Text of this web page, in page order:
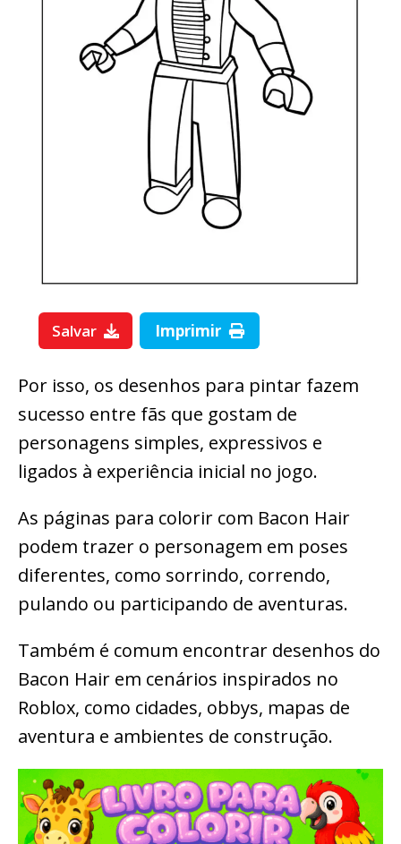
Salvar Imprimir
Por isso, os desenhos para pintar fazem
sucesso entre fãs que gostam de
personagens simples, expressivos e
ligados à experiência inicial no jogo.
As páginas para colorir com Bacon Hair
podem trazer o personagem em poses
diferentes, como sorrindo, correndo,
pulando ou participando de aventuras.
Também é comum encontrar desenhos do
Bacon Hair em cenários inspirados no
Roblox, como cidades, obbys, mapas de
aventura e ambientes de construção.